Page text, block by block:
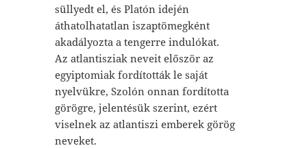
süllyedt el, és Platón idején
áthatolhatatlan iszaptömegként
akadályozta a tengerre indulókat.
Az atlantisziak neveit először az
egyiptomiak fordították le saját
nyelvükre, Szolón onnan fordította
görögre, jelentésük szerint, ezért
viselnek az atlantiszi emberek görög
neveket.